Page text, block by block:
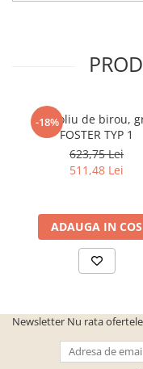
-18%
Fotoliu de birou,
FOSTER TYP 1
623,75 Lei
511,48 Lei
ADAUGA IN COS
Newsletter Nu rata